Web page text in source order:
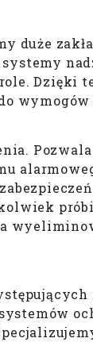
duże
Dzięki